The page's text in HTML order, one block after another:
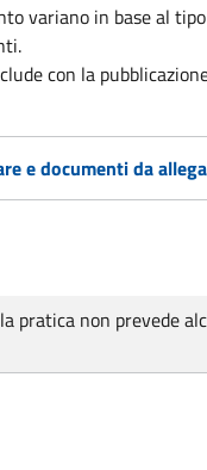
variano in base al
con la
e documenti da
pratica non prevede